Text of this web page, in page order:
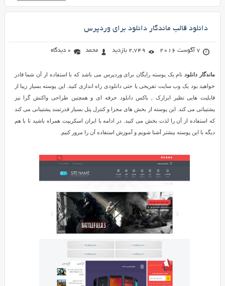
دانلود قالب ماندگار دانلود برای وردپرس
7 آگوست 2016 2,749 بازدید محمد 0 دیدگاه
ماندگار دانلودنام یک پوسته رایگان برای وردپرس می باشد که با استفاده از آن شما قادر
خواهید بود یک وب سایت تفریحی یا حتی دانلودی راه اندازی کنید. این پوسته بسیار زیبا از
قابلیت هایی نظیر ابزارک , باکس دانلود حرفه ای و همچنین طراحی واکنش گرا نیز
پشتیبانی می کند. این پوسته از بخش های مجزا و کنترل پنل بسیار قدرتمند پشتیبانی می کند
که استفاده از آن را لذت بخش می کنید. در ادامه با ایران اسکریپت همراه باشید تا با هم
دیگه با این پوسته بیشتر آشنا شویم و آموزش استفاده آن را مرور کنیم.